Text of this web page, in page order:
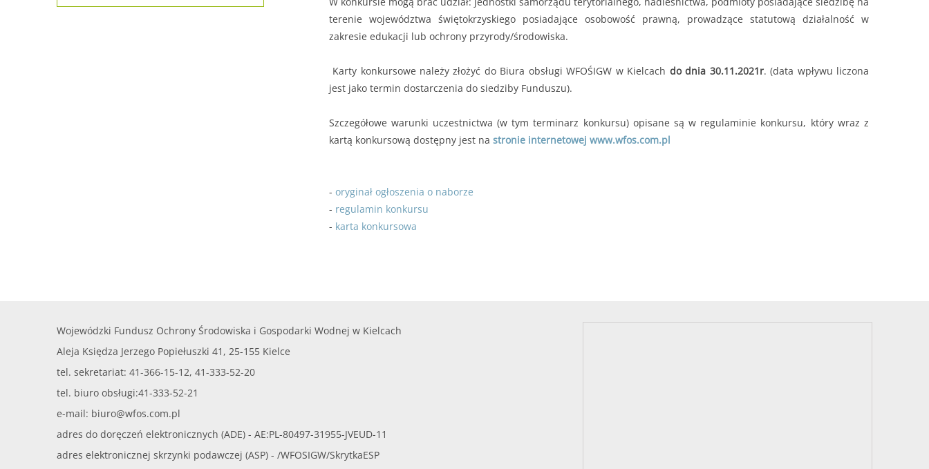
terenie województwa świętokrzyskiego posiadające osobowość prawną, prowadzące statutową działalność w
zakresie edukacji lub ochrony przyrody/środowiska.
Karty konkursowe należy złożyć do Biura obsługi WFOŚIGW w Kielcach do dnia 30.11.2021r. (data wpływu liczona
jest jako termin dostarczenia do siedziby Funduszu).
Szczegółowe warunki uczestnictwa (w tym terminarz konkursu) opisane są w regulaminie konkursu, który wraz z
kartą konkursową dostępny jest na stronie internetowej www.wfos.com.pl
- oryginał ogłoszenia o naborze
- regulamin konkursu
- karta konkursowa
Wojewódzki Fundusz Ochrony Środowiska i Gospodarki Wodnej w Kielcach
Aleja Księdza Jerzego Popiełuszki 41, 25-155 Kielce
tel. sekretariat: 41-366-15-12, 41-333-52-20
tel. biuro obsługi:41-333-52-21
e-mail: biuro@wfos.com.pl
adres do doręczeń elektronicznych (ADE) - AE:PL-80497-31955-JVEUD-11
adres elektronicznej skrzynki podawczej (ASP) - /WFOSIGW/SkrytkaESP